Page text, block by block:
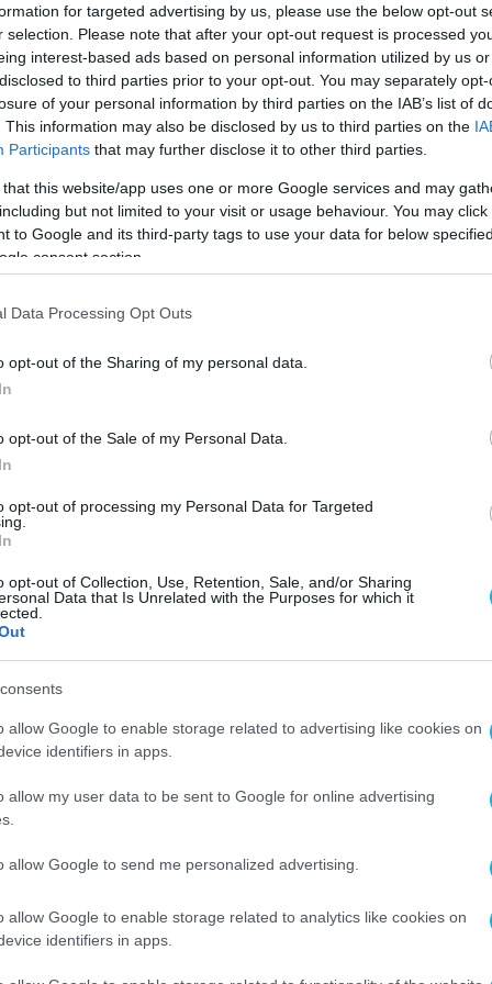
for targeted advertising by us, please use the below opt-out
selection. Please note that after your opt-out request is processed
interest-based ads based on personal information utilized by us
to third parties prior to your opt-out. You may separately
of your personal information by third parties on the IAB’s list of
This information may also be disclosed by us to third parties on the
Participants that may further disclose it to other third parties.
that this website/app uses one or more Google services and may
but not limited to your visit or usage behaviour. You may
to Google and its third-party tags to use your data for below
consent section.
Data Processing Opt Outs
opt-out of the Sharing of my personal data.
opt-out of the Sale of my Personal Data.
opt-out of processing my Personal Data for Targeted
opt-out of Collection, Use, Retention, Sale, and/or Sharing
Data that Is Unrelated with the Purposes for which it
allow Google to enable storage related to advertising like cookies on
identifiers in apps.
allow my user data to be sent to Google for online advertising
allow Google to send me personalized advertising.
allow Google to enable storage related to analytics like cookies on
identifiers in apps.
του Ομίλου Quest, πιστοποιήθηκε από το
στην ανώνυμη και εμπιστευτική
της έρευνας αναδεικνύουν ένα
αφού πάνω από το 80% των
εθνικότητας, φύλου ή και σεξουαλικού
και σε άλλους σημαντικούς τομείς,
ουσιαστικής συνεισφοράς στην εταιρεία,
των εργαζομένων της εταιρείας
που έχει διαμορφώσει η ACS μέσα από τη
επιβεβαιώνει τη σταθερή
εργασίας, που στηρίζεται στην
, τηνισότιμη συμμετοχήκαι τησυνεχή
Γεωργαντζής
μια σημαντική αναγνώριση, καθώς
την εμπιστοσύνη τους στο εργασιακό
στο επίκεντρο της λειτουργίας, της
να επενδύουμε στη διαμόρφωση ενός
την υπευθυνότητα, την αξιοκρατία και τη
για τους εργαζομένους μας, όσο και για τους
Great Place To Work® είναι διαθέσιμες στο